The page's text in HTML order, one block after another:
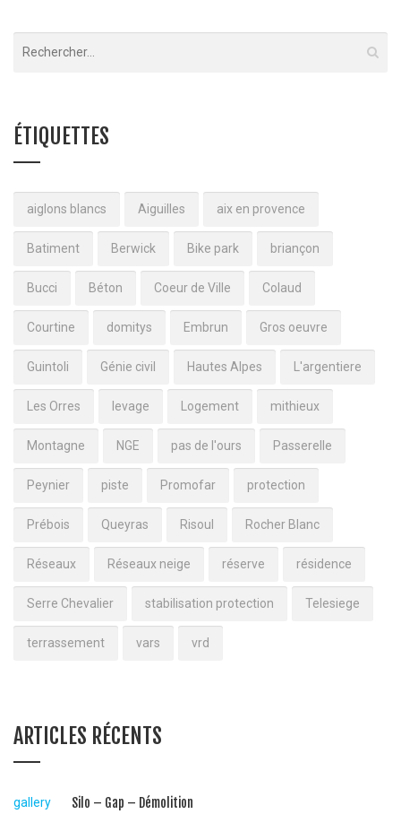
ÉTIQUETTES
aiglons blancs Aiguilles aix en provence
Batiment Berwick Bike park briançon
Bucci Béton Coeur de Ville Colaud
Courtine domitys Embrun Gros oeuvre
Guintoli Génie civil Hautes Alpes L'argentiere
Les Orres levage Logement mithieux
Montagne NGE pas de l'ours Passerelle
Peynier piste Promofar protection
Prébois Queyras Risoul Rocher Blanc
Réseaux Réseaux neige réserve résidence
Serre Chevalier stabilisation protection Telesiege
terrassement vars vrd
ARTICLES RÉCENTS
gallery Silo – Gap – Démolition